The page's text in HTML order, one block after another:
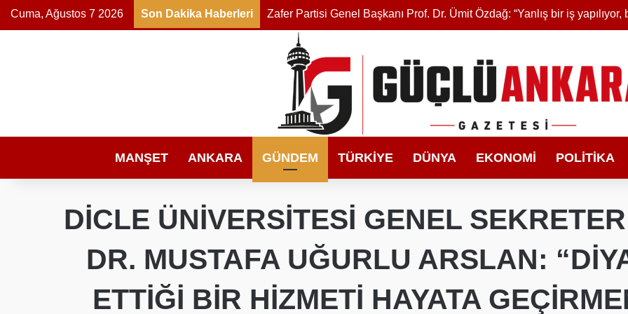
Cuma, Ağustos 7 2026 Son Dakika Haberleri
MANŞET ANKARA GÜNDEM TÜRKIYE DÜNYA EKONOMI POLITIKA
DİCLE ÜNİVERSİTESİ GENEL
DR. MUSTAFA UĞURLU ARSLAN:
ETTİĞİ BİR HİZMETİ HAYATA